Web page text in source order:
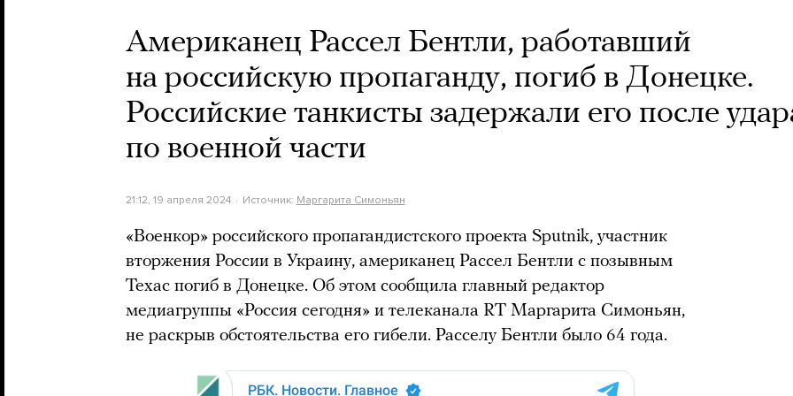
Американец Рассел Бентли, работавший
на российскую пропаганду, погиб в Донецке.
Российские танкисты задержали его после
по военной части
21:12, 19 апреля 2024 Источник: Маргарита Симоньян
«Военкор» российского пропагандистского проекта Sputnik, участник
вторжения России в Украину, американец Рассел Бентли с позывным
Техас погиб в Донецке. Об этом сообщила главный редактор
медиагруппы «Россия сегодня» и телеканала RT Маргарита Симоньян,
не раскрыв обстоятельства его гибели. Расселу Бентли было 64 года.